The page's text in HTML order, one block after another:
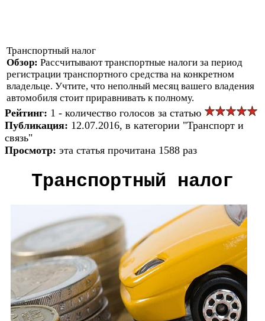
Транспортный налог
Обзор: Рассчитывают транспортные налоги за период
регистрации транспортного средства на конкретном
владельце. Учтите, что неполный месяц вашего владения
автомобиля стоит приравнивать к полному.
Рейтинг: 1 - количество голосов за статью
Публикация: 12.07.2016, в категории "Транспорт и
связь"
Просмотр: эта статья прочитана 1588 раз
Транспортный налог